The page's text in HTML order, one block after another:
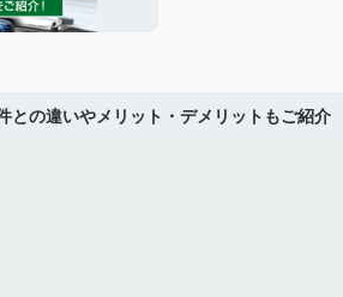
との違いやメリット・デメリットもご紹介